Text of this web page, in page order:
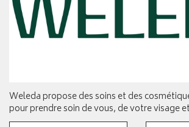
Weleda propose des soins et des
pour prendre soin de vous, de votre visage